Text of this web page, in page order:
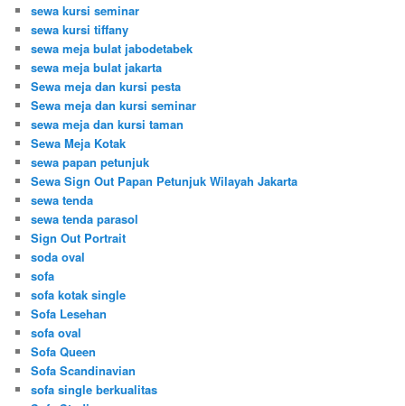
sewa kursi seminar
sewa kursi tiffany
sewa meja bulat jabodetabek
sewa meja bulat jakarta
Sewa meja dan kursi pesta
Sewa meja dan kursi seminar
sewa meja dan kursi taman
Sewa Meja Kotak
sewa papan petunjuk
Sewa Sign Out Papan Petunjuk Wilayah Jakarta
sewa tenda
sewa tenda parasol
Sign Out Portrait
soda oval
sofa
sofa kotak single
Sofa Lesehan
sofa oval
Sofa Queen
Sofa Scandinavian
sofa single berkualitas